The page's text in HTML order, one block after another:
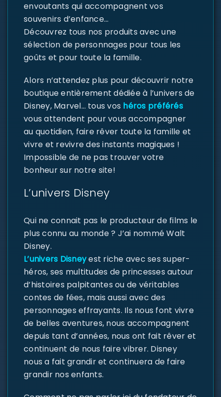
envoutants qui accompagnent vos
souvenirs d’enfance…
Découvrez tous nos produits avec une
sélection de personnages pour tous les
goûts et pour toute la famille.
Alors n’attendez plus pour découvrir notre
boutique entièrement dédiée à l’univers de
Disney, Marvel… tous vos héros préférés
vous attendent pour vous accompagner
au quotidien, faire rêver toute la famille et
vivre et revivre des instants magiques !
Impossible de ne pas trouver votre
bonheur sur notre site!
L’univers Disney
Qui ne connait pas le producteur de films le
plus connu au monde ? J’ai nommé Walt
Disney.
L’univers Disneyest riche avec ses super-
héros, ses multitudes de princesses autour
d’histoires palpitantes ou de véritables
contes de fées, mais aussi avec des
personnages effrayants. Ils nous font vivre
de belles aventures, nous accompagnent
depuis tant d’années, nous ont fait rêver et
continuent de nous faire vibrer. Disney
nous a fait grandir et continuera de faire
grandir nos enfants.